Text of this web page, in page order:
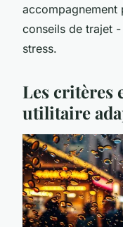
accompagnement
conseils de trajet
stress.
Les critères
utilitaire